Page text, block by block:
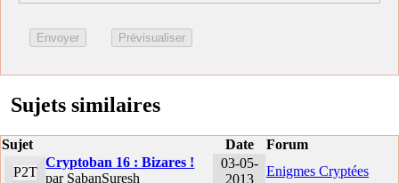
Sujets similaires
Sujet Date
Forum
P2T
Cryptoban 16 : Bizares !
par SabanSuresh
03-05-
2013
Enigmes Cryptées